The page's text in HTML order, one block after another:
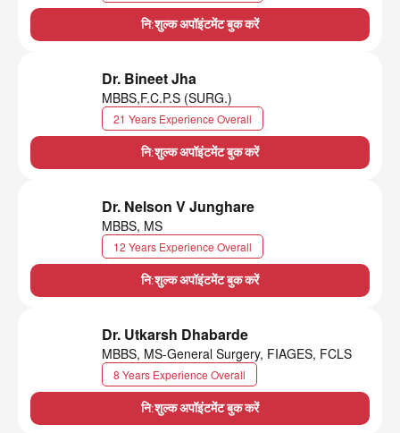
नि:शुल्क अपॉइंटमेंट बुक करें
Dr. Bineet Jha
MBBS,F.C.P.S (SURG.)
21 Years Experience Overall
नि:शुल्क अपॉइंटमेंट बुक करें
Dr. Nelson V Junghare
MBBS, MS
12 Years Experience Overall
नि:शुल्क अपॉइंटमेंट बुक करें
Dr. Utkarsh Dhabarde
MBBS, MS-General Surgery, FIAGES, FCLS
8 Years Experience Overall
नि:शुल्क अपॉइंटमेंट बुक करें